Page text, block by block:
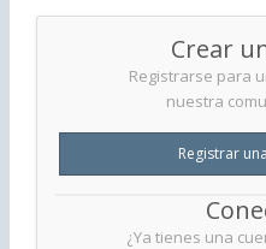
Crear
Registrarse para
nuestra
Registrar
¿Ya tienes una